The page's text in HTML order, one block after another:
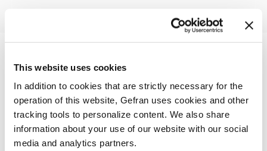
This website uses cookies
In addition to cookies that are strictly necessary for the
operation of this website, Gefran uses cookies and other
tracking tools to personalize content. We also share
information about your use of our website with our social
media and analytics partners.
OUTROS PRODUTOS
Pode lhe interessar